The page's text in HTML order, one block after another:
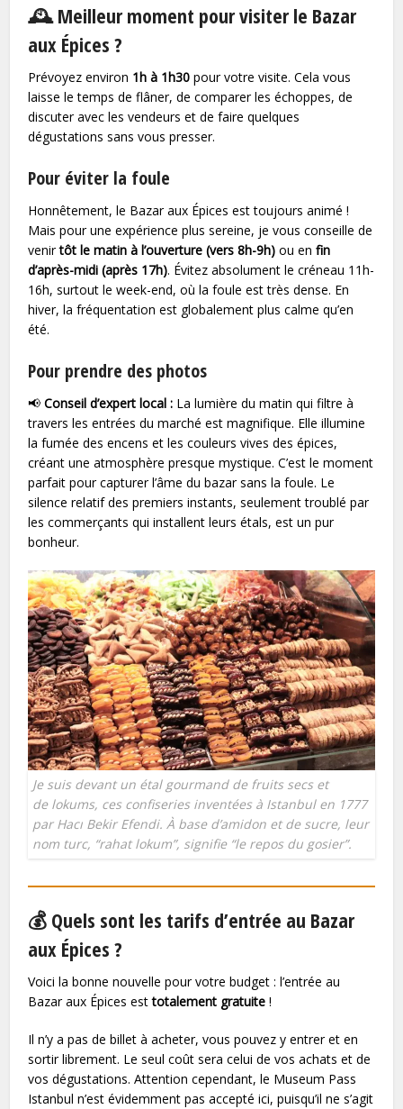
🕰️ Meilleur moment pour visiter le Bazar
aux Épices ?
Prévoyez environ 1h à 1h30 pour votre visite. Cela vous
laisse le temps de flâner, de comparer les échoppes, de
discuter avec les vendeurs et de faire quelques
dégustations sans vous presser.
Pour éviter la foule
Honnêtement, le Bazar aux Épices est toujours animé !
Mais pour une expérience plus sereine, je vous conseille de
venirtôt le matin à l’ouverture (vers 8h-9h) ou enfin
d’après-midi (après 17h). Évitez absolument le créneau 11h-
16h, surtout le week-end, où la foule est très dense. En
hiver, la fréquentation est globalement plus calme qu’en
été.
Pour prendre des photos
📢Conseil d’expert local : La lumière du matin qui filtre à
travers les entrées du marché est magnifique. Elle illumine
la fumée des encens et les couleurs vives des épices,
créant une atmosphère presque mystique. C’est le moment
parfait pour capturer l’âme du bazar sans la foule. Le
silence relatif des premiers instants, seulement troublé par
les commerçants qui installent leurs étals, est un pur
bonheur.
Je suis devant un étal gourmand de fruits secs et
de lokums, ces confiseries inventées à Istanbul en 1777
par Hacı Bekir Efendi. À base d’amidon et de sucre, leur
nom turc, “rahat lokum”, signifie “le repos du gosier”.
💰 Quels sont les tarifs d’entrée au Bazar
aux Épices ?
Voici la bonne nouvelle pour votre budget : l’entrée au
Bazar aux Épices esttotalement gratuite !
Il n’y a pas de billet à acheter, vous pouvez y entrer et en
sortir librement. Le seul coût sera celui de vos achats et de
vos dégustations. Attention cependant, le Museum Pass
Istanbul n’est évidemment pas accepté ici, puisqu’il ne s’agit